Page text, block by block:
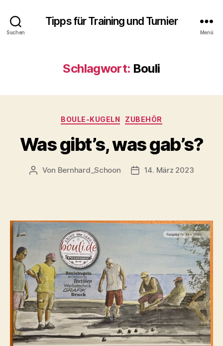
Suchen
Tipps für Training und Turnier
Menü
Schlagwort: Bouli
Kategorien
BOULE-KUGELN ZUBEHÖR
Was gibt’s, was gab’s?
Beitragsautor
Von Bernhard_Schoon Veröffentlichungsdatum
14. März 2023